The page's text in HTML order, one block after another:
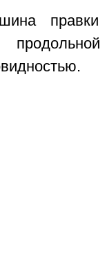
правки